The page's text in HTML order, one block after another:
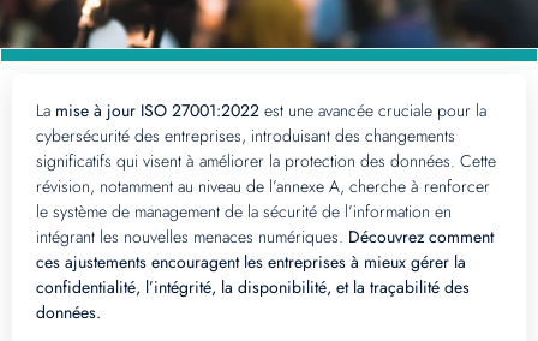
La mise à jour ISO 27001:2022 est une avancée cruciale pour la
cybersécurité des entreprises, introduisant des changements
significatifs qui visent à améliorer la protection des données. Cette
révision, notamment au niveau de l’annexe A, cherche à renforcer
le système de management de la sécurité de l’information en
intégrant les nouvelles menaces numériques. Découvrez comment
ces ajustements encouragent les entreprises à mieux gérer la
confidentialité, l’intégrité, la disponibilité, et la traçabilité des
données.